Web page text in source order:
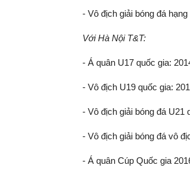
- Vô địch giải bóng đá
Với Hà Nội T&T:
- Á quân U17 quốc gia:
- Vô địch U19 quốc gia:
- Vô địch giải bóng đá U21
- Vô địch giải bóng đá vô
- Á quân Cúp Quốc gia